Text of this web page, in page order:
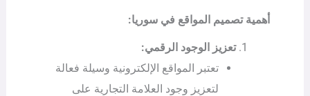
أهمية تصميم المواقع في سوريا:
تعزيز الوجود الرقمي:
تعتبر المواقع الإلكترونية وسيلة فعالة
لتعزيز وجود العلامة التجارية على